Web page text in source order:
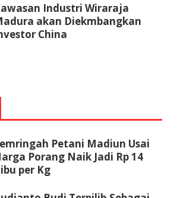
Industri Wiraraja
akan Diekmbangkan
China
Petani Madiun Usai
Porang Naik Jadi Rp 14
per Kg